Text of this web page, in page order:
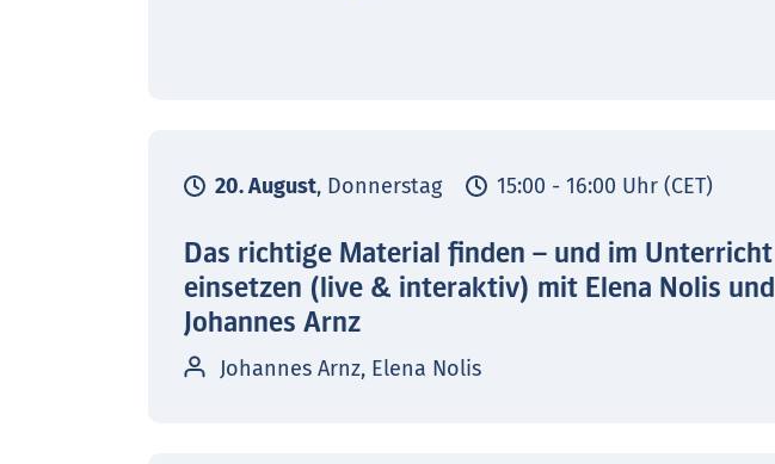
20. August, Donnerstag 15:00 - 16:00 Uhr (CET)
Das richtige Material finden – und im Unterricht
einsetzen (live & interaktiv) mit Elena Nolis und
Johannes Arnz
Johannes Arnz, Elena Nolis